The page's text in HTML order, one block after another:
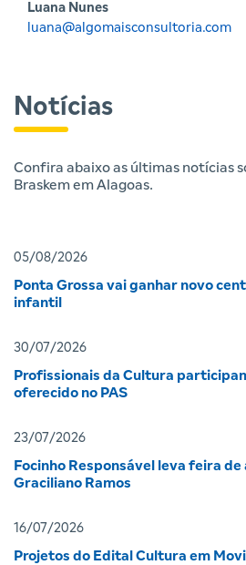
Luana Nunes
luana@algomaisconsultoria.com
Notícias
Confira abaixo as últimas notícias
Braskem em Alagoas.
05/08/2026
Ponta Grossa vai ganhar novo
infantil
30/07/2026
Profissionais da Cultura
oferecido no PAS
23/07/2026
Focinho Responsável leva feira
Graciliano Ramos
16/07/2026
Projetos do Edital Cultura em